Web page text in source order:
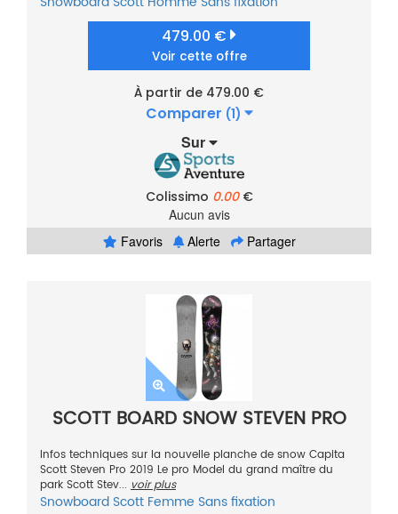
479.00 €
Voir cette offre
À partir de 479.00 €
Comparer (1)
Sur
Colissimo 0.00€
Aucun avis
Favoris
Alerte Partager
SCOTT BOARD SNOW STEVEN PRO
Infos techniques sur la nouvelle planche de snow Capita
Scott Steven Pro 2019 Le pro Model du grand maître du
park Scott Stev... voir plus
Snowboard Scott Femme Sans fixation